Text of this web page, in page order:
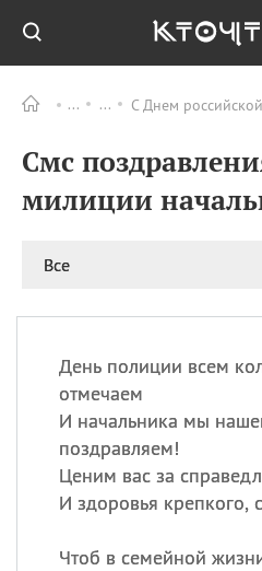
С Днем
Смс
милиции
Все
День полиции всем
отмечаем
И начальника мы
поздравляем!
Ценим вас за
И здоровья крепкого,
Чтоб в семейной